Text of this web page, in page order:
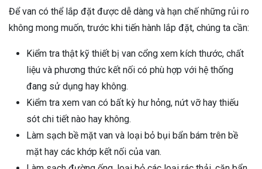
Để van có thể lắp đặt được dễ dàng và hạn chế những rủi ro
không mong muốn, trước khi tiến hành lắp đặt, chúng ta cần:
Kiểm tra thật kỹ thiết bị van cổng xem kích thước, chất
liệu và phương thức kết nối có phù hợp với hệ thống
đang sử dụng hay không.
Kiểm tra xem van có bất kỳ hư hỏng, nứt vỡ hay thiếu
sót chi tiết nào hay không.
Làm sạch bề mặt van và loại bỏ bụi bẩn bám trên bề
mặt hay các khớp kết nối của van.